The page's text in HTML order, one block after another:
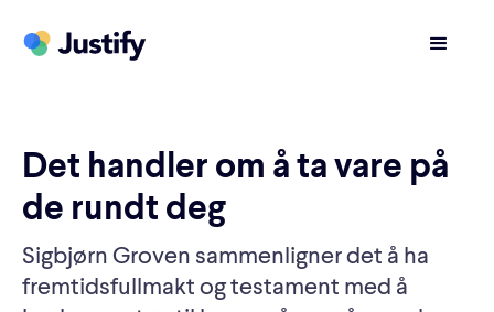
Det handler om å ta vare på
de rundt deg
Sigbjørn Groven sammenligner det å ha
fremtidsfullmakt og testament med å